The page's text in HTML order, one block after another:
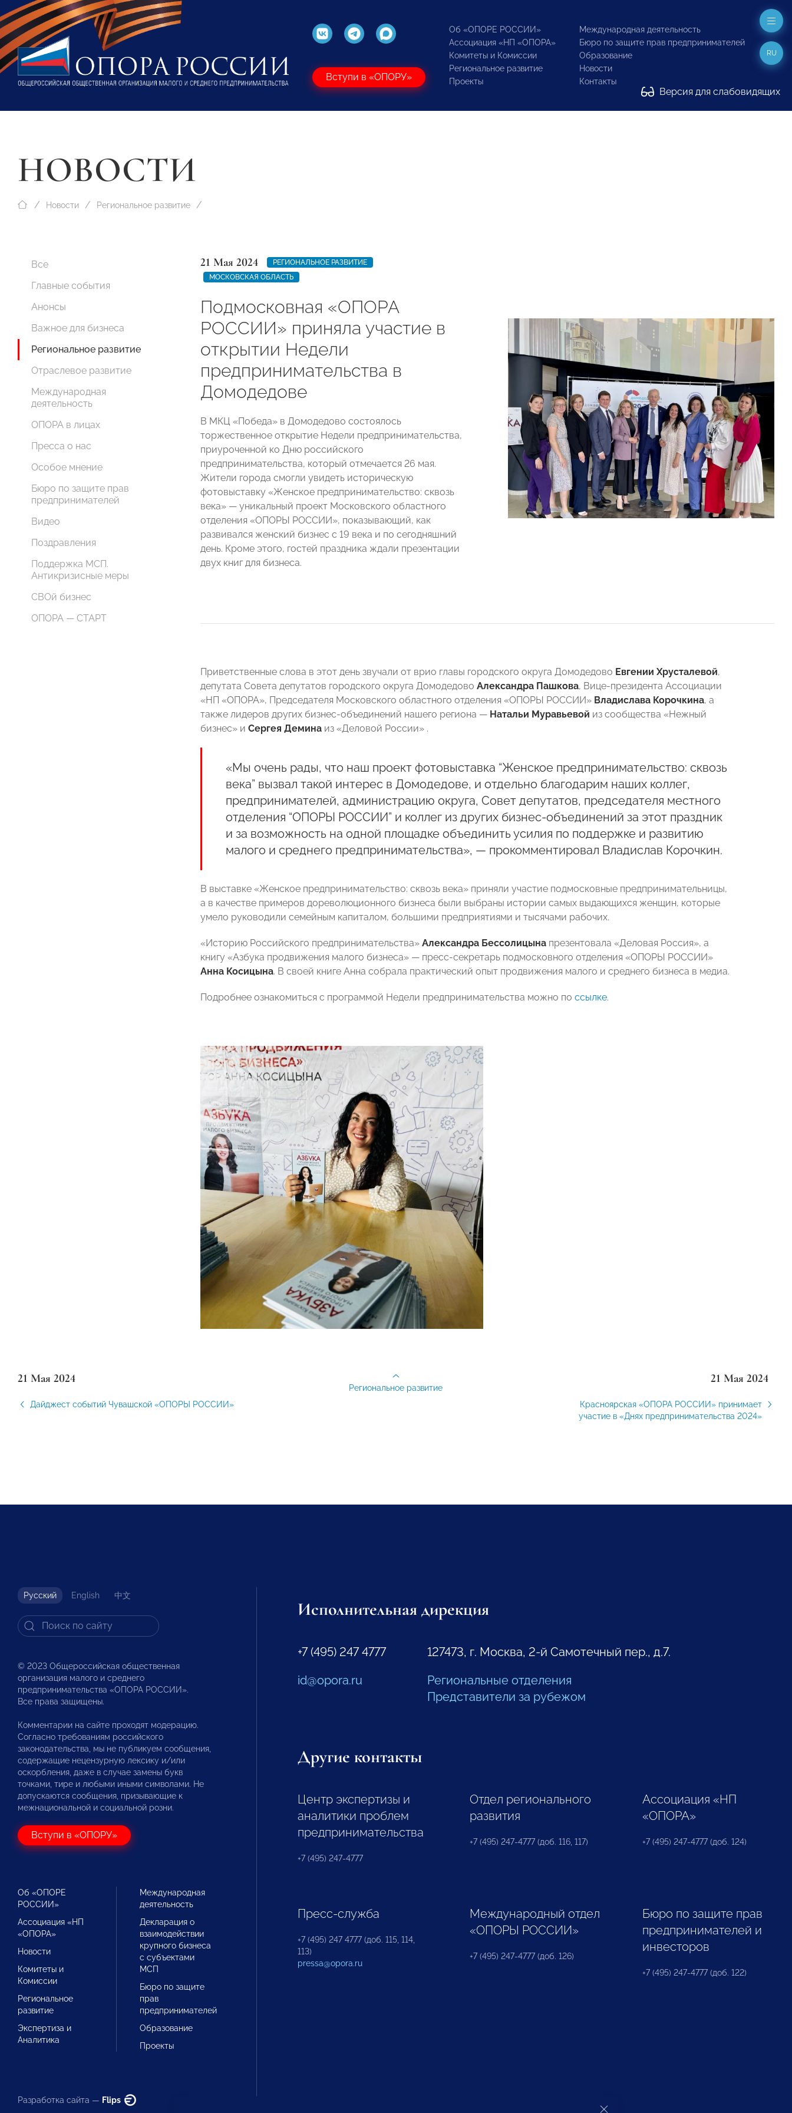
Вступи в «ОПОРУ»
Об «ОПОРЕ РОССИИ»
Ассоциация «НП «ОПОРА»
Комитеты и Комиссии
Региональное развитие
Проекты
Международная деятельность
Бюро по защите прав предпринимателей
Образование
Новости
Контакты
Версия для слабовидящих
RU
НОВОСТИ
Новости Региональное развитие
Все
Главные события
Анонсы
Важное для бизнеса
Региональное развитие
Отраслевое развитие
Международная
деятельность
ОПОРА в лицах
Пресса о нас
Особое мнение
Бюро по защите прав
предпринимателей
Видео
Поздравления
Поддержка МСП.
Антикризисные меры
СВОй бизнес
ОПОРА — СТАРТ
21 Мая 2024
РЕГИОНАЛЬНОЕ РАЗВИТИЕ
МОСКОВСКАЯ ОБЛАСТЬ
Подмосковная «ОПОРА
РОССИИ» приняла участие в
открытии Недели
предпринимательства в
Домодедове
В МКЦ «Победа» в Домодедово состоялось
торжественное открытие Недели предпринимательства,
приуроченной ко Дню российского
предпринимательства, который отмечается 26 мая.
Жители города смогли увидеть историческую
фотовыставку «Женское предпринимательство: сквозь
века» — уникальный проект Московского областного
отделения «ОПОРЫ РОССИИ», показывающий, как
развивался женский бизнес с 19 века и по сегодняшний
день. Кроме этого, гостей праздника ждали презентации
двух книг для бизнеса.
Приветственные слова в этот день звучали от врио главы городского округа Домодедово Евгении Хрусталевой,
депутата Совета депутатов городского округа Домодедово Александра Пашкова, Вице-президента Ассоциации
«НП «ОПОРА», Председателя Московского областного отделения «ОПОРЫ РОССИИ» Владислава Корочкина, а
также лидеров других бизнес-объединений нашего региона — Натальи Муравьевой из сообщества «Нежный
бизнес» и Сергея Демина из «Деловой России» .
«Мы очень рады, что наш проект фотовыставка “Женское предпринимательство: сквозь
века” вызвал такой интерес в Домодедове, и отдельно благодарим наших коллег,
предпринимателей, администрацию округа, Совет депутатов, председателя местного
отделения “ОПОРЫ РОССИИ” и коллег из других бизнес-объединений за этот праздник
и за возможность на одной площадке объединить усилия по поддержке и развитию
малого и среднего предпринимательства», — прокомментировал Владислав Корочкин.
В выставке «Женское предпринимательство: сквозь века» приняли участие подмосковные предпринимательницы,
а в качестве примеров дореволюционного бизнеса были выбраны истории самых выдающихся женщин, которые
умело руководили семейным капиталом, большими предприятиями и тысячами рабочих.
«Историю Российского предпринимательства» Александра Бессолицына презентовала «Деловая Россия», а
книгу «Азбука продвижения малого бизнеса» — пресс-секретарь подмосковного отделения «ОПОРЫ РОССИИ»
Анна Косицына. В своей книге Анна собрала практический опыт продвижения малого и среднего бизнеса в медиа.
Подробнее ознакомиться с программой Недели предпринимательства можно по ссылке.
21 Мая 2024
Дайджест событий Чувашской «ОПОРЫ РОССИИ»
21 Мая 2024
Красноярская «ОПОРА РОССИИ» принимает
участие в «Днях предпринимательства 2024»
Региональное развитие
Русский English 中文
© 2023 Общероссийская общественная
организация малого и среднего
предпринимательства «ОПОРА РОССИИ».
Все права защищены.
Комментарии на сайте проходят модерацию.
Согласно требованиям российского
законодательства, мы не публикуем сообщения,
содержащие нецензурную лексику и/или
оскорбления, даже в случае замены букв
точками, тире и любыми иными символами. Не
допускаются сообщения, призывающие к
межнациональной и социальной розни.
Вступи в «ОПОРУ»
Об «ОПОРЕ
РОССИИ»
Ассоциация «НП
«ОПОРА»
Новости
Комитеты и
Комиссии
Региональное
развитие
Экспертиза и
Аналитика
Международная
деятельность
Декларация о
взаимодействии
крупного бизнеса
с субъектами
МСП
Бюро по защите
прав
предпринимателей
Образование
Проекты
Разработка сайта — Flips
Исполнительная дирекция
+7 (495) 247 4777
id@opora.ru
127473, г. Москва, 2-й Самотечный пер., д.7.
Региональные отделения
Представители за рубежом
Другие контакты
Центр экспертизы и
аналитики проблем
предпринимательства
+7 (495) 247-4777
Отдел регионального
развития
+7 (495) 247-4777 (доб. 116, 117)
Ассоциация «НП
«ОПОРА»
+7 (495) 247-4777 (доб. 124)
Пресс-служба
+7 (495) 247 4777 (доб. 115, 114,
113)
pressa@opora.ru
Международный отдел
«ОПОРЫ РОССИИ»
+7 (495) 247-4777 (доб. 126)
Бюро по защите прав
предпринимателей и
инвесторов
+7 (495) 247-4777 (доб. 122)